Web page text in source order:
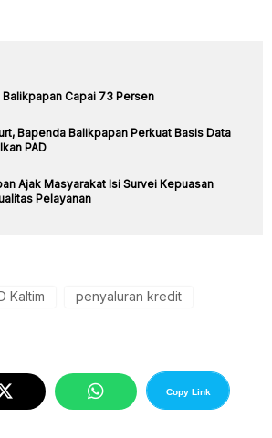
Capai 73 Persen
Bapenda Balikpapan Perkuat Basis Data
PAD
Ajak Masyarakat Isi Survei Kepuasan
Pelayanan
Kaltim penyaluran kredit
Copy Link